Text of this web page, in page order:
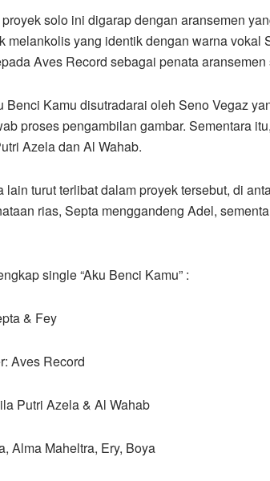
solo ini digarap dengan aransemen
melankolis yang identik dengan warna vokal
Aves Record sebagai penata
Benci Kamu disutradarai oleh Seno Vegaz
proses pengambilan gambar. Sementara
Azela dan Al Wahab.
lain turut terlibat dalam proyek tersebut, di
rias, Septa menggandeng Adel,
single “Aku Benci Kamu” :
& Fey
Aves Record
Putri Azela & Al Wahab
Alma Maheltra, Ery, Boya